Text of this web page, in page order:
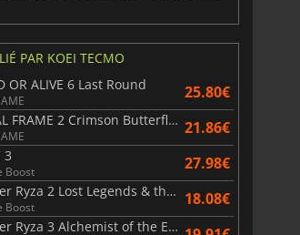
PAR KOEI TECMO
OR ALIVE 6 Last Round
25.80€
FATAL FRAME 2 Crimson Butterfly REMAKE 21.86€
3
Boost 27.98€
Atelier Ryza 2 Lost Legends & the Secret Fairy DX
Boost 18.08€
Atelier Ryza 3 Alchemist of the End & the Secret Key DX